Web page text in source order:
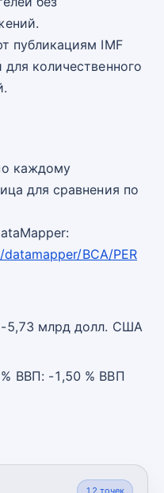
публикациям IMF
количественного
каждому
для сравнения по
BCA/PER
-5,73 млрд долл. США
ВВП: -1,50 % ВВП
12 точек